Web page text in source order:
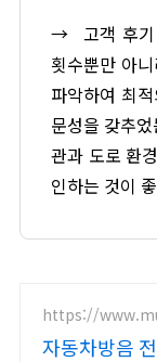
→ 고객 후
횟수뿐만 아
파악하여 최
문성을 갖추
관과 도로 환
인하는 것이
https://
자동차방음